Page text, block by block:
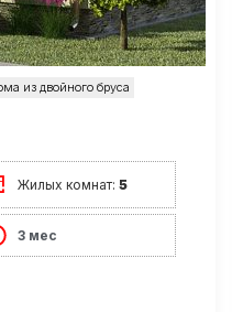
из двойного бруса
Жилых комнат:5
3 мес